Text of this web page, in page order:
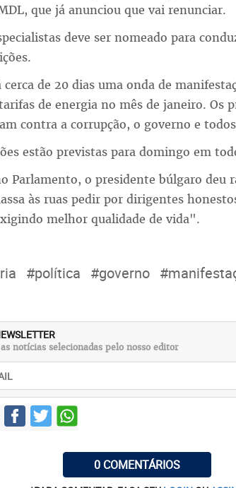
que já anunciou que vai renunciar.
deve ser nomeado para
de 20 dias uma onda de
de energia no mês de janeiro. Os
contra a corrupção, o governo e
estão previstas para domingo em
Parlamento, o presidente búlgaro deu
às ruas pedir por dirigentes
melhor qualidade de vida".
#política #governo
notícias selecionadas pelo nosso editor
0 COMENTÁRIOS